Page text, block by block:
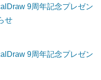
9周年記念プレゼン
せ
9周年記念プレゼン